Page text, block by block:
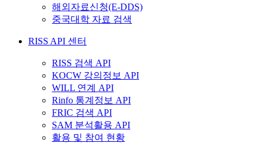
해외자료신청(E-DDS)
중국대학 자료 검색
RISS API 센터
RISS 검색 API
KOCW 강의정보 API
WILL 연계 API
Rinfo 통계정보 API
FRIC 검색 API
SAM 분석활용 API
활용 및 참여 현황